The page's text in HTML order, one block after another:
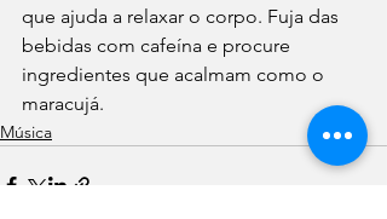
que ajuda a relaxar o corpo. Fuja das
bebidas com cafeína e procure
ingredientes que acalmam como o
maracujá.
Música